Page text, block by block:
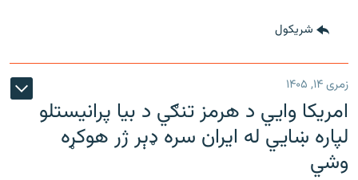
شريکول
زمری ۱۴, ۱۴۰۵
امریکا وايي د هرمز تنګي د بیا پرانیستلو
لپاره ښایي له ایران سره ډېر ژر هوکړه
وشي